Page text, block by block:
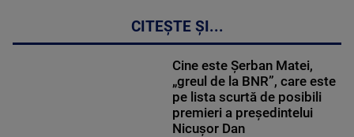
CITEȘTE ȘI...
Cine este Șerban Matei,
„greul de la BNR”, care este
pe lista scurtă de posibili
premieri a președintelui
Nicușor Dan